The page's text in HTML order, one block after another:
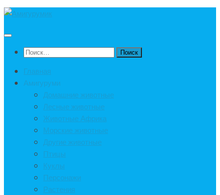
Под
Найти:
Главная
Амигуруми
Домашние животные
Лесные животные
Животные Африка
Морские животные
Другие животные
Птицы
Куклы
Персонажи
Растения